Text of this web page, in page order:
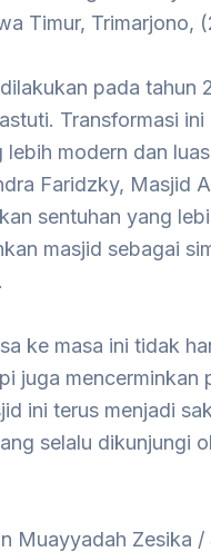
Timur, Trimarjono,
pada tahun
Transformasi
modern dan
Faridzky, Masjid
sentuhan yang
masjid sebagai
ke masa ini tidak
juga mencerminkan
ini terus menjadi
selalu dikunjungi
Muayyadah Zesika